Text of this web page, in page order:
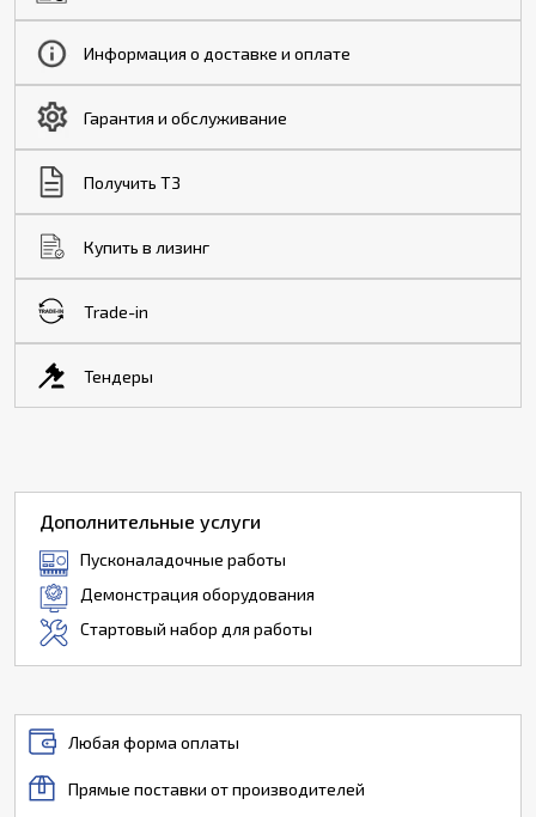
Информация о доставке и оплате
Гарантия и обслуживание
Получить ТЗ
Купить в лизинг
Trade-in
Тендеры
Дополнительные услуги
Пусконаладочные работы
Демонстрация оборудования
Стартовый набор для работы
Любая форма оплаты
Прямые поставки от производителей